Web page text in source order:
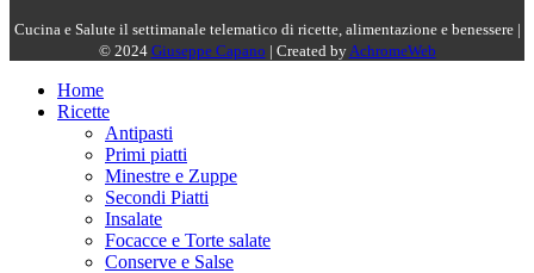
Cucina e Salute il settimanale telematico di ricette, alimentazione e benessere |
© 2024 Giuseppe Capano | Created by AchromeWeb
Home
Ricette
Antipasti
Primi piatti
Minestre e Zuppe
Secondi Piatti
Insalate
Focacce e Torte salate
Conserve e Salse